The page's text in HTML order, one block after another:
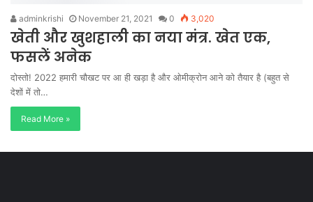
adminkrishi November 21, 2021 0 3,020
खेती और खुशहाली का नया मंत्र. खेत एक,
फसलें अनेक
दोस्तो! 2022 हमारी चौखट पर आ ही खड़ा है और ओमीक्रोन आने को तैयार है (बहुत से
देशों में तो…
Read More »